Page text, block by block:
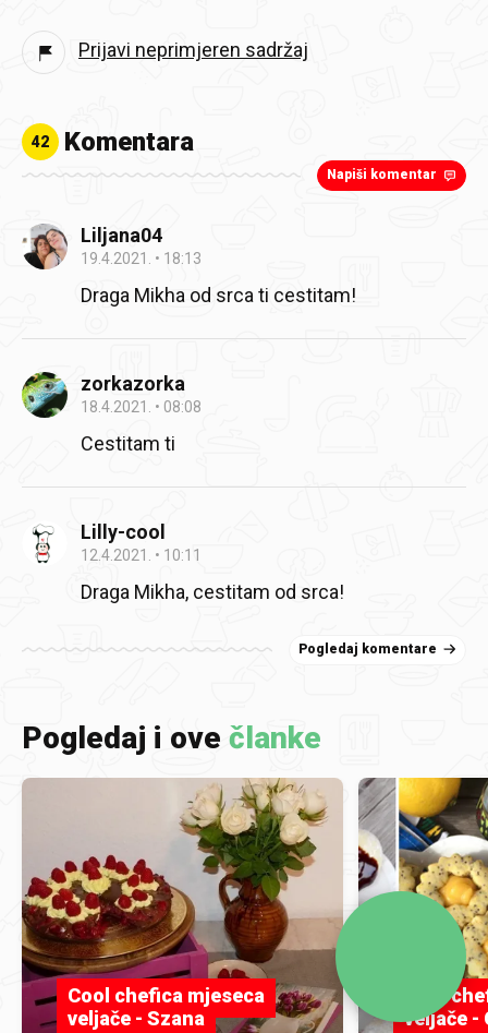
Prijavi neprimjeren sadržaj
42 Komentara
Napiši komentar
Liljana04
19.4.2021. 18:13
Draga Mikha od srca ti cestitam!
zorkazorka
18.4.2021. 08:08
Cestitam ti
Lilly-cool
12.4.2021. 10:11
Draga Mikha, cestitam od srca!
Pogledaj komentare
Pogledaj i ove članke
Cool chefica mjeseca
veljače - Szana
Cool
veljače -